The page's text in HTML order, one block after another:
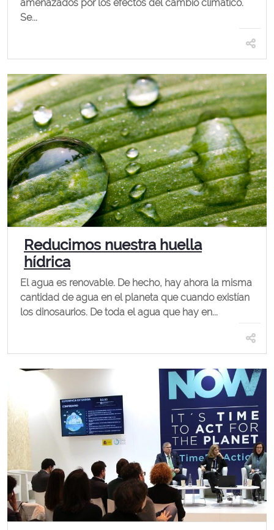
amenazados por los efectos del cambio climático.
Se...
Reducimos nuestra huella
hídrica
El agua es renovable. De hecho, hay ahora la misma
cantidad de agua en el planeta que cuando existían
los dinosaurios. De toda el agua que hay en...